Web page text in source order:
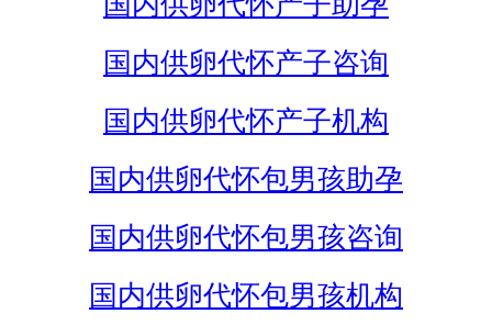
国内供卵代怀产子咨询
国内供卵代怀产子机构
国内供卵代怀包男孩助孕
国内供卵代怀包男孩咨询
国内供卵代怀包男孩机构